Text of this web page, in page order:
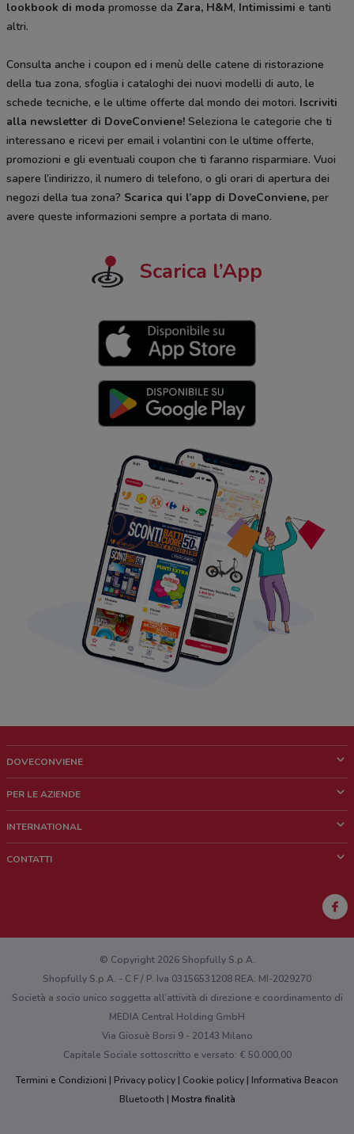
lookbook di moda promosse da Zara, H&M, Intimissimi e tanti
altri.
Consulta anche i coupon ed i menù delle catene di ristorazione
della tua zona, sfoglia i cataloghi dei nuovi modelli di auto, le
schede tecniche, e le ultime offerte dal mondo dei motori. Iscriviti
alla newsletter di DoveConviene! Seleziona le categorie che ti
interessano e ricevi per email i volantini con le ultime offerte,
promozioni e gli eventuali coupon che ti faranno risparmiare. Vuoi
sapere l’indirizzo, il numero di telefono, o gli orari di apertura dei
negozi della tua zona? Scarica qui l’app di DoveConviene, per
avere queste informazioni sempre a portata di mano.
Scarica l’App
DOVECONVIENE
Chi siamo
Lavora con noi
PER LE AZIENDE
Richieste commerciali e marketing
INTERNATIONAL
CONTATTI
Hai un malfunzionamento sul web o sull'app?
© Copyright 2026 Shopfully S.p.A.
Shopfully S.p.A. - C.F / P. Iva 03156531208 REA: MI-2029270
Società a socio unico soggetta all’attività di direzione e coordinamento di
MEDIA Central Holding GmbH
Via Giosuè Borsi 9 - 20143 Milano
Capitale Sociale sottoscritto e versato: € 50.000,00
Termini e Condizioni
Privacy policy Cookie policy
Informativa Beacon
Bluetooth
Mostra finalità